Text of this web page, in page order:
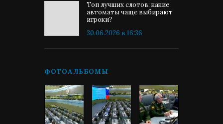
Топ лучших слотов: какие
автоматы чаще выбирают
игроки?
30.06.2026 в 16:36
ФОТОАЛЬБОМЫ